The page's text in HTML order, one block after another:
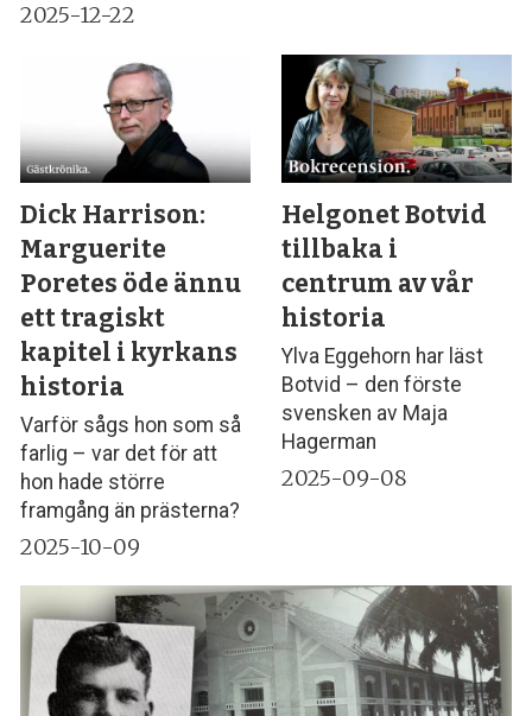
2025-12-22
Dick Harrison:
Marguerite
Poretes öde ännu
ett tragiskt
kapitel i kyrkans
historia
Varför sågs hon som så
farlig – var det för att
hon hade större
framgång än prästerna?
2025-10-09
Helgonet Botvid
tillbaka i
centrum av vår
historia
Ylva Eggehorn har läst
Botvid – den förste
svensken av Maja
Hagerman
2025-09-08